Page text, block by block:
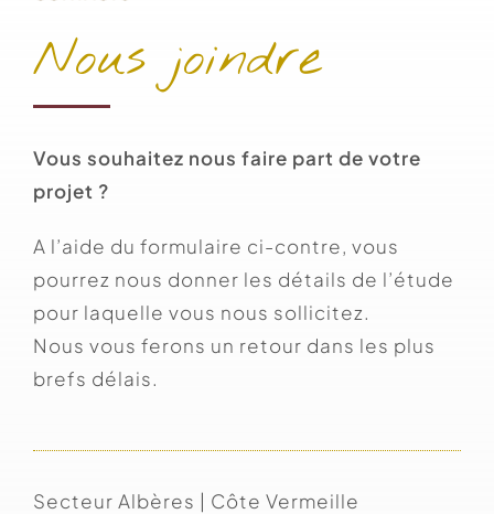
Nous joindre
Vous souhaitez nous faire part de votre
projet ?
A l’aide du formulaire ci-contre, vous
pourrez nous donner les détails de l’étude
pour laquelle vous nous sollicitez.
Nous vous ferons un retour dans les plus
brefs délais.
Secteur Albères | Côte Vermeille